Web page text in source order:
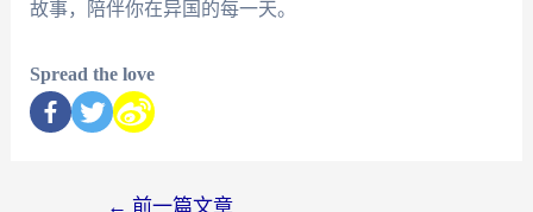
故事，陪伴你在异国的每一天。
Spread the love
← 前一篇文章